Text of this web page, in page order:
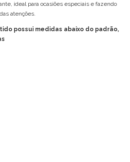
ideal para ocasiões especiais e fazendo
atenções.
possui medidas abaixo do padrão,